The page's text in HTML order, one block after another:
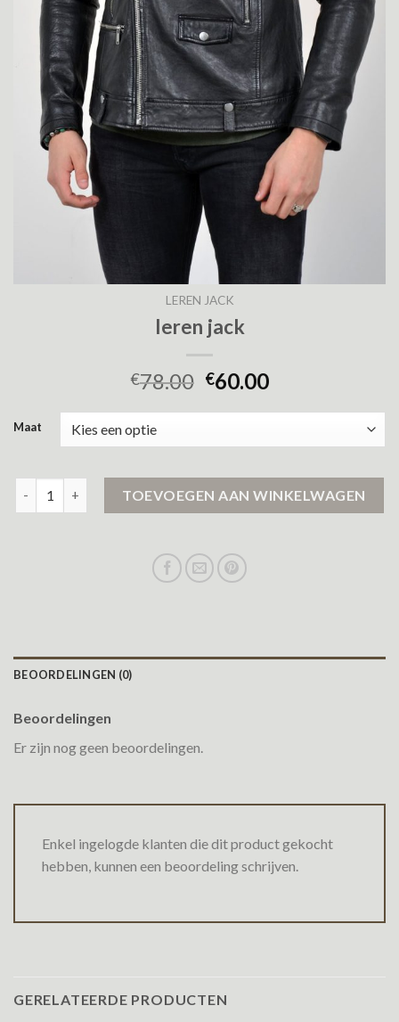
LEREN JACK
leren jack
€78.00 €60.00
Maat
TOEVOEGEN AAN WINKELWAGEN
BEOORDELINGEN (0)
Beoordelingen
Er zijn nog geen beoordelingen.
Enkel ingelogde klanten die dit product gekocht
hebben, kunnen een beoordeling schrijven.
GERELATEERDE PRODUCTEN